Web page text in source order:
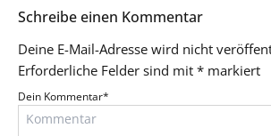
Schreibe einen Kommentar
Deine E-Mail-Adresse wird nicht
Erforderliche Felder sind mit * markiert
Dein Kommentar*